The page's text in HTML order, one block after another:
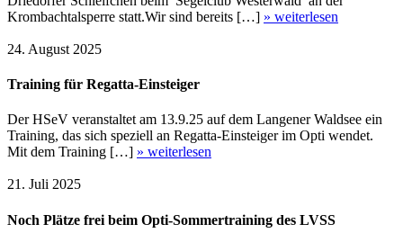
Krombachtalsperre statt.Wir sind bereits […] » weiterlesen
24. August 2025
Training für Regatta-Einsteiger
Der HSeV veranstaltet am 13.9.25 auf dem Langener Waldsee ein
Training, das sich speziell an Regatta-Einsteiger im Opti wendet.
Mit dem Training […] » weiterlesen
21. Juli 2025
Noch Plätze frei beim Opti-Sommertraining des LVSS